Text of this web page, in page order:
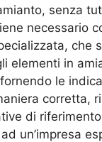
senza
necessario
che
elementi in
le
corretta,
di
un’impresa